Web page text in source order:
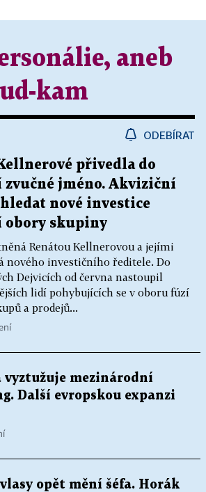
aneb
kam
ODEBÍRAT
přivedla do
zvučné jméno. Akviziční
nové investice
obory skupiny
Renátou Kellnerovou a jejími
nového investičního ředitele. Do
Dejvicích od června nastoupil
lidí pohybujících se v oboru fúzí
a prodejů...
vyztužuje mezinárodní
Další evropskou expanzi
opět mění šéfa. Horák